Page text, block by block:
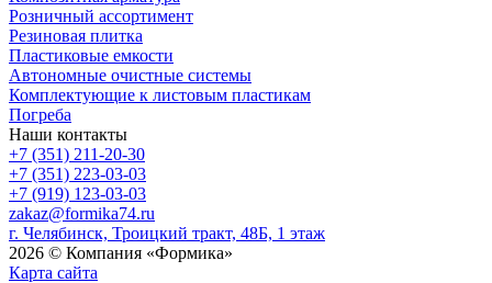
Розничный ассортимент
Резиновая плитка
Пластиковые емкости
Автономные очистные системы
Комплектующие к листовым пластикам
Погреба
Наши контакты
+7 (351) 211-20-30
+7 (351) 223-03-03
+7 (919) 123-03-03
zakaz@formika74.ru
г. Челябинск, Троицкий тракт, 48Б, 1 этаж
2026 © Компания «Формика»
Карта сайта